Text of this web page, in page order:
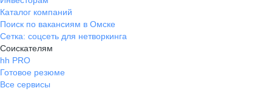
Каталог компаний
Поиск по вакансиям в Омске
Сетка: соцсеть для нетворкинга
Соискателям
hh PRO
Готовое резюме
Все сервисы